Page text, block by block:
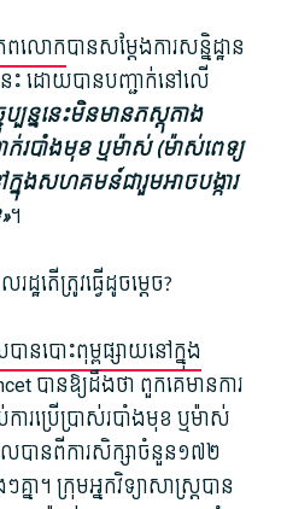
ពលោក​បាន​សម្ដែង​ការ​សន្និដ្ឋាន​
ដោយ​បាន​បញ្ជាក់​នៅ​លើ​
ប្បន្ន​នេះ​មិន​មាន​ភស្តុតាង​
របាំងមុខ ឬ​ម៉ាស់ (ម៉ាស់​ពេទ្យ​
នុង​សហគមន៍​ជា​រួម​អាច​បង្ការ​
។
ឋ​តើ​ត្រូវ​ធ្វើ​ដូចម្តេច?
ន​បោះពុម្ព​ផ្សាយ​នៅក្នុង​
បាន​ឱ្យ​ដឹង​ថា ពួកគេ​មាន​ការ​
ារប្រើប្រាស់​របាំងមុខ ឬ​ម៉ាស់
ល​បាន​ពី​ការសិក្សា​ចំនួន​១៧២
ា។ ក្រុម​អ្នក​វិទ្យាសាស្ត្រ​បាន​